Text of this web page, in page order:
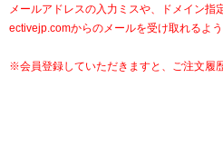
メールアドレスの入力ミスや、ドメイン指
ectivejp.comからのメールを受け取れるよ
※会員登録していただきますと、ご注文履